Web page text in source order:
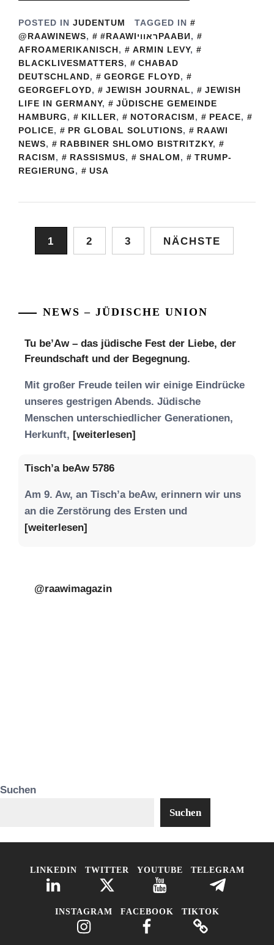
POSTED IN JUDENTUM
TAGGED IN
@RAAWINEWS, #RAAWIראוויРААВИ,
AFROAMERIKANISCH, ARMIN LEVY,
BLACKLIVESMATTERS,
CHABAD
DEUTSCHLAND, GEORGE FLOYD,
GEORGEFLOYD, JEWISH JOURNAL,
JEWISH
LIFE IN GERMANY,
JÜDISCHE GEMEINDE
HAMBURG, KILLER, NOTORACISM, PEACE,
POLICE, PR GLOBAL SOLUTIONS,
RAAWI
NEWS, RABBINER SHLOMO BISTRITZKY,
RACISM, RASSISMUS, SHALOM,
TRUMP-
REGIERUNG, USA
Seitennummerierung
1 2 3 NÄCHSTE
NEWS – JÜDISCHE UNION
Tu be’Aw – das jüdische Fest der Liebe, der
Freundschaft und der Begegnung.
Mit großer Freude teilen wir einige Eindrücke
unseres gestrigen Abends. Jüdische
Menschen unterschiedlicher Generationen,
Herkunft, [weiterlesen]
Tisch’a beAw 5786
Am 9. Aw, an Tisch’a beAw, erinnern wir uns
an die Zerstörung des Ersten und
[weiterlesen]
@raawimagazin
Suchen
Suchen
LINKEDIN TWITTER YOUTUBE TELEGRAM
INSTAGRAM FACEBOOK TIKTOK